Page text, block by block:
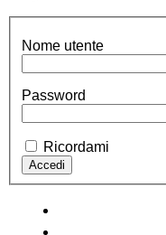
Nome utente
Password
Ricordami